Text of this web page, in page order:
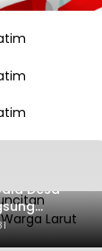
Desa
Warga Larut
Mendalam